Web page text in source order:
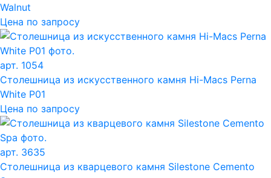
Walnut
Цена по запросу
арт. 1054
Столешница из искусственного камня Hi-Macs Perna
White P01
Цена по запросу
арт. 3635
Столешница из кварцевого камня Silestone Cemento